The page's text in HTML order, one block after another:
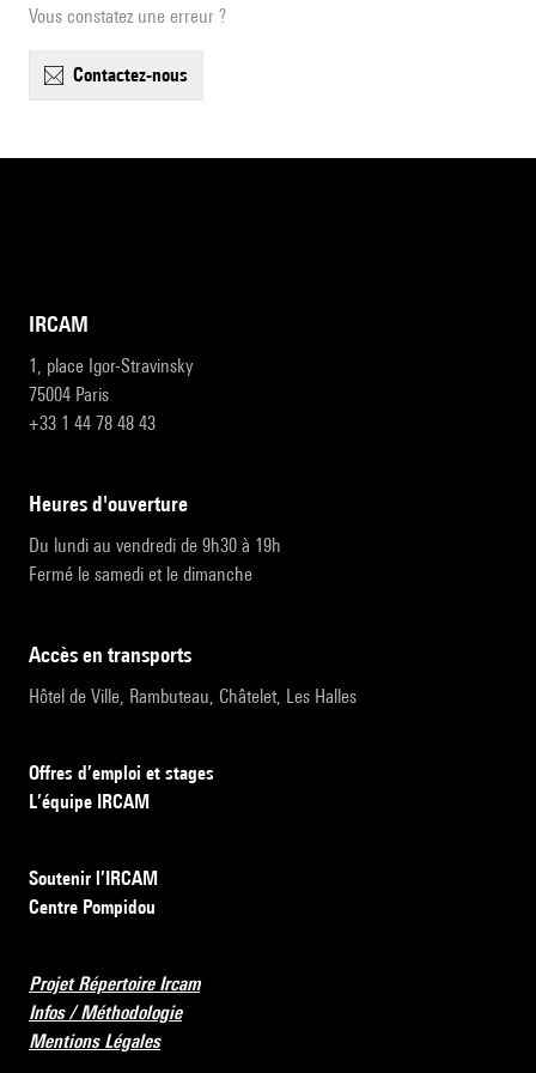
Vous constatez une erreur ?
contactez-nous
IRCAM
1, place Igor-Stravinsky
75004 Paris
+33 1 44 78 48 43
heures d'ouverture
Du lundi au vendredi de 9h30 à 19h
Fermé le samedi et le dimanche
accès en transports
Hôtel de Ville, Rambuteau, Châtelet, Les Halles
Offres d’emploi et stages
L’équipe IRCAM
Soutenir l’IRCAM
Centre Pompidou
Projet Répertoire Ircam
Infos / Méthodologie
Mentions Légales